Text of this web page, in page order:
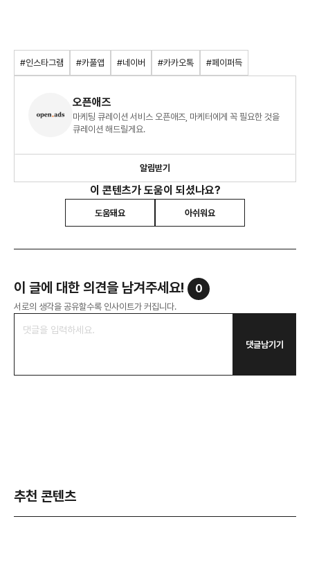
#인스타그램 #카풀앱 #네이버 #카카오톡 #페이퍼득
오픈애즈
마케팅 큐레이션 서비스 오픈애즈, 마케터에게 꼭 필요한 것을
큐레이션 해드릴게요.
알림받기
이 콘텐츠가 도움이 되셨나요?
도움돼요 아쉬워요
이 글에 대한 의견을 남겨주세요! 0
서로의 생각을 공유할수록 인사이트가 커집니다.
댓글남기기
추천 콘텐츠